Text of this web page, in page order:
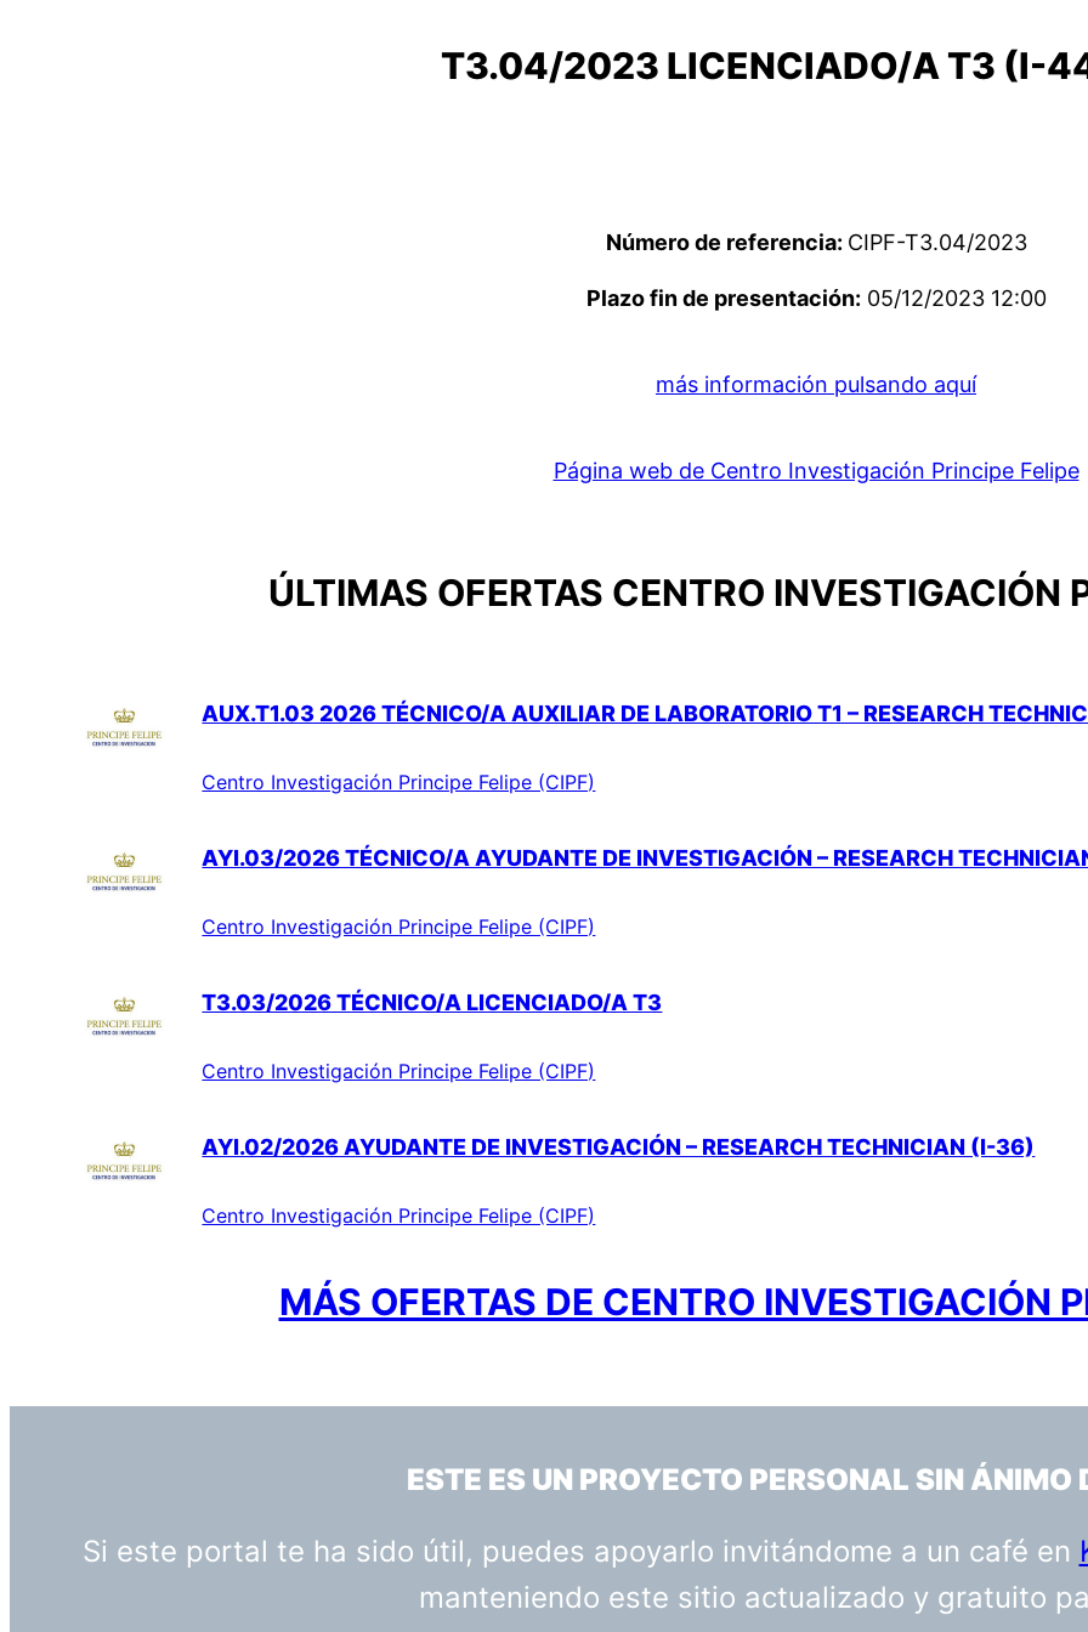
T3.04/2023 LICENCIADO/A T3 (I-
Número de referencia: CIPF-T3.04/2023
Plazo fin de presentación: 05/12/2023 12:00
más información pulsando aquí
Página web de Centro Investigación Principe Felipe
ÚLTIMAS OFERTAS CENTRO INVESTIGACIÓN
AUX.T1.03 2026 TÉCNICO/A AUXILIAR DE LABORATORIO T1 – RESEARCH
Centro Investigación Principe Felipe (CIPF)
AYI.03/2026 TÉCNICO/A AYUDANTE DE INVESTIGACIÓN – RESEARCH
Centro Investigación Principe Felipe (CIPF)
T3.03/2026 TÉCNICO/A LICENCIADO/A T3
Centro Investigación Principe Felipe (CIPF)
AYI.02/2026 AYUDANTE DE INVESTIGACIÓN – RESEARCH TECHNICIAN (I-36)
Centro Investigación Principe Felipe (CIPF)
MÁS OFERTAS DE CENTRO INVESTIGACIÓN
ESTE ES UN PROYECTO PERSONAL SIN ÁNIMO
Si este portal te ha sido útil, puedes apoyarlo invitándome a un café en
manteniendo este sitio actualizado y gratuito